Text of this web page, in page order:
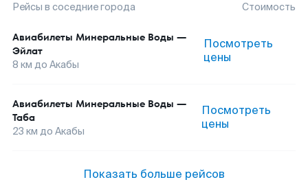
Рейсы в соседние города Стоимость
Авиабилеты Минеральные Воды —
Эйлат
8 км до Акабы
Посмотреть
цены
Авиабилеты Минеральные Воды —
Таба
23 км до Акабы
Посмотреть
цены
Показать больше рейсов